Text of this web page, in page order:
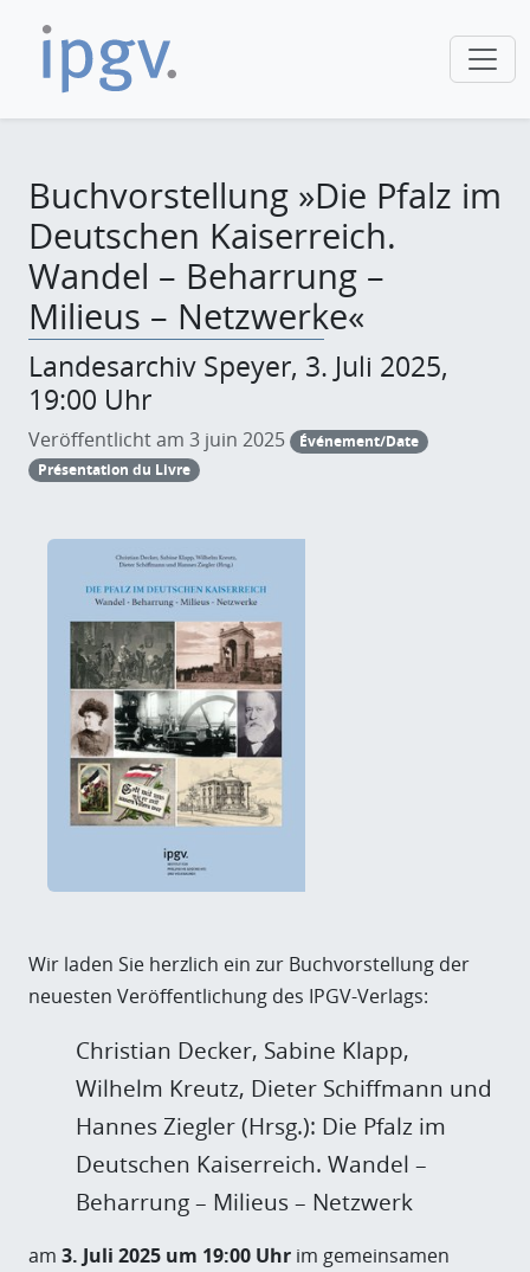
Buchvorstellung »Die Pfalz im
Deutschen Kaiserreich.
Wandel – Beharrung –
Milieus – Netzwerke«
Landesarchiv Speyer, 3. Juli 2025,
19:00 Uhr
Veröffentlicht am 3 juin 2025
Événement/Date
Présentation du Livre
Wir laden Sie herzlich ein zur Buchvorstellung der
neuesten Veröffentlichung des IPGV-Verlags:
Christian Decker, Sabine Klapp,
Wilhelm Kreutz, Dieter Schiffmann und
Hannes Ziegler (Hrsg.): Die Pfalz im
Deutschen Kaiserreich. Wandel –
Beharrung – Milieus – Netzwerk
am 3. Juli 2025 um 19:00 Uhr im gemeinsamen